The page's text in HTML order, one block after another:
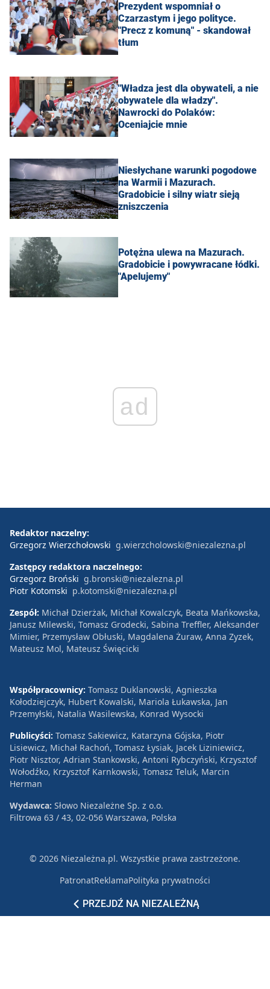
Prezydent wspomniał o
Czarzastym i jego polityce.
"Precz z komuną" - skandował
tłum
"Władza jest dla obywateli, a nie
obywatele dla władzy".
Nawrocki do Polaków:
Oceniajcie mnie
Niesłychane warunki pogodowe
na Warmii i Mazurach.
Gradobicie i silny wiatr sieją
zniszczenia
Potężna ulewa na Mazurach.
Gradobicie i powywracane łódki.
"Apelujemy"
ad
PRZEJDŹ NA NIEZALEŻNĄ
Redaktor naczelny:
Grzegorz Wierzchołowski g.wierzcholowski@niezalezna.pl
Zastępcy redaktora naczelnego:
Grzegorz Broński g.bronski@niezalezna.pl
Piotr Kotomski p.kotomski@niezalezna.pl
Zespół: Michał Dzierżak, Michał Kowalczyk, Beata Mańkowska,
Janusz Milewski, Tomasz Grodecki, Sabina Treffler, Aleksander
Mimier, Przemysław Obłuski, Magdalena Żuraw, Anna Zyzek,
Mateusz Mol, Mateusz Święcicki
Współpracownicy: Tomasz Duklanowski, Agnieszka
Kołodziejczyk, Hubert Kowalski, Mariola Łukawska, Jan
Przemyłski, Natalia Wasilewska, Konrad Wysocki
Publicyści: Tomasz Sakiewicz, Katarzyna Gójska, Piotr
Lisiewicz, Michał Rachoń, Tomasz Łysiak, Jacek Liziniewicz,
Piotr Nisztor, Adrian Stankowski, Antoni Rybczyński, Krzysztof
Wołodźko, Krzysztof Karnkowski, Tomasz Teluk, Marcin
Herman
Wydawca: Słowo Niezależne Sp. z o.o.
Filtrowa 63 / 43, 02-056 Warszawa, Polska
© 2026 Niezależna.pl. Wszystkie prawa zastrzeżone.
PatronatReklamaPolityka prywatności